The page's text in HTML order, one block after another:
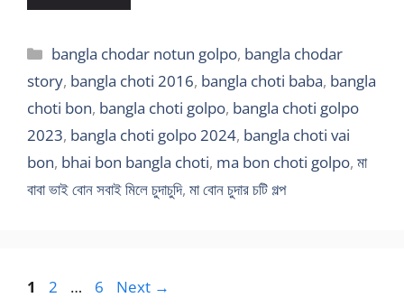
Categories
bangla chodar notun golpo, bangla chodar
story, bangla choti 2016, bangla choti baba, bangla
choti bon, bangla choti golpo, bangla choti golpo
2023, bangla choti golpo 2024, bangla choti vai
bon, bhai bon bangla choti, ma bon choti golpo, মা
বাবা ভাই বোন সবাই মিলে চুদাচুদি, মা বোন চুদার চটি গল্প
Page
1 Page
2 … Page
6 Next →